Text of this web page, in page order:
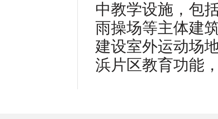
中教学设施，包
雨操场等主体建
建设室外运动场
浜片区教育功能